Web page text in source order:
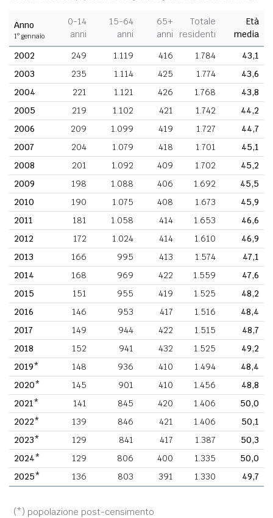
Anno
1° gennaio
0-14
anni
15-64
anni
65+
anni
Totale
residenti
Età
media
2002
249 1.119 416 1.784
43,1
2003
235 1.114 425 1.774
43,6
2004
221 1.121 426 1.768
43,8
2005
219 1.102 421 1.742
44,2
2006
209 1.099 419 1.727
44,7
2007
204 1.079 418 1.701
45,1
2008
201 1.092 409 1.702
45,2
2009
198 1.088 406 1.692
45,5
2010
190 1.075 408 1.673
45,9
2011
181 1.058 414 1.653
46,6
2012
172 1.024 414 1.610
46,9
2013
166 995 413 1.574
47,1
2014
168 969 422 1.559
47,6
2015
151 955 419 1.525
48,2
2016
146 953 417 1.516
48,4
2017
149 944 422 1.515
48,7
2018
152 941 432 1.525
49,2
2019*
148 936 410 1.494
48,4
2020*
145 901 410 1.456
48,8
2021*
141 845 420 1.406
50,0
2022*
139 846 421 1.406
50,1
2023*
129 841 417 1.387
50,3
2024*
129 806 400 1.335
50,0
2025*
136 803 391 1.330 49,7
(*) popolazione post-censimento